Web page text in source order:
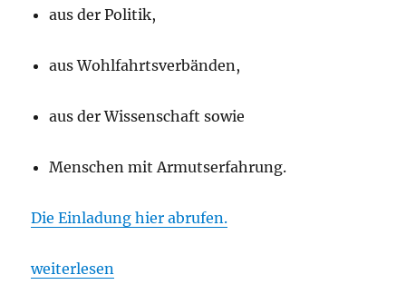
aus der Politik,
aus Wohlfahrtsverbänden,
aus der Wissenschaft sowie
Menschen mit Armutserfahrung.
Die Einladung hier abrufen.
„Einladung zum Gipfel gegen Ungleichheit …
weiterlesen